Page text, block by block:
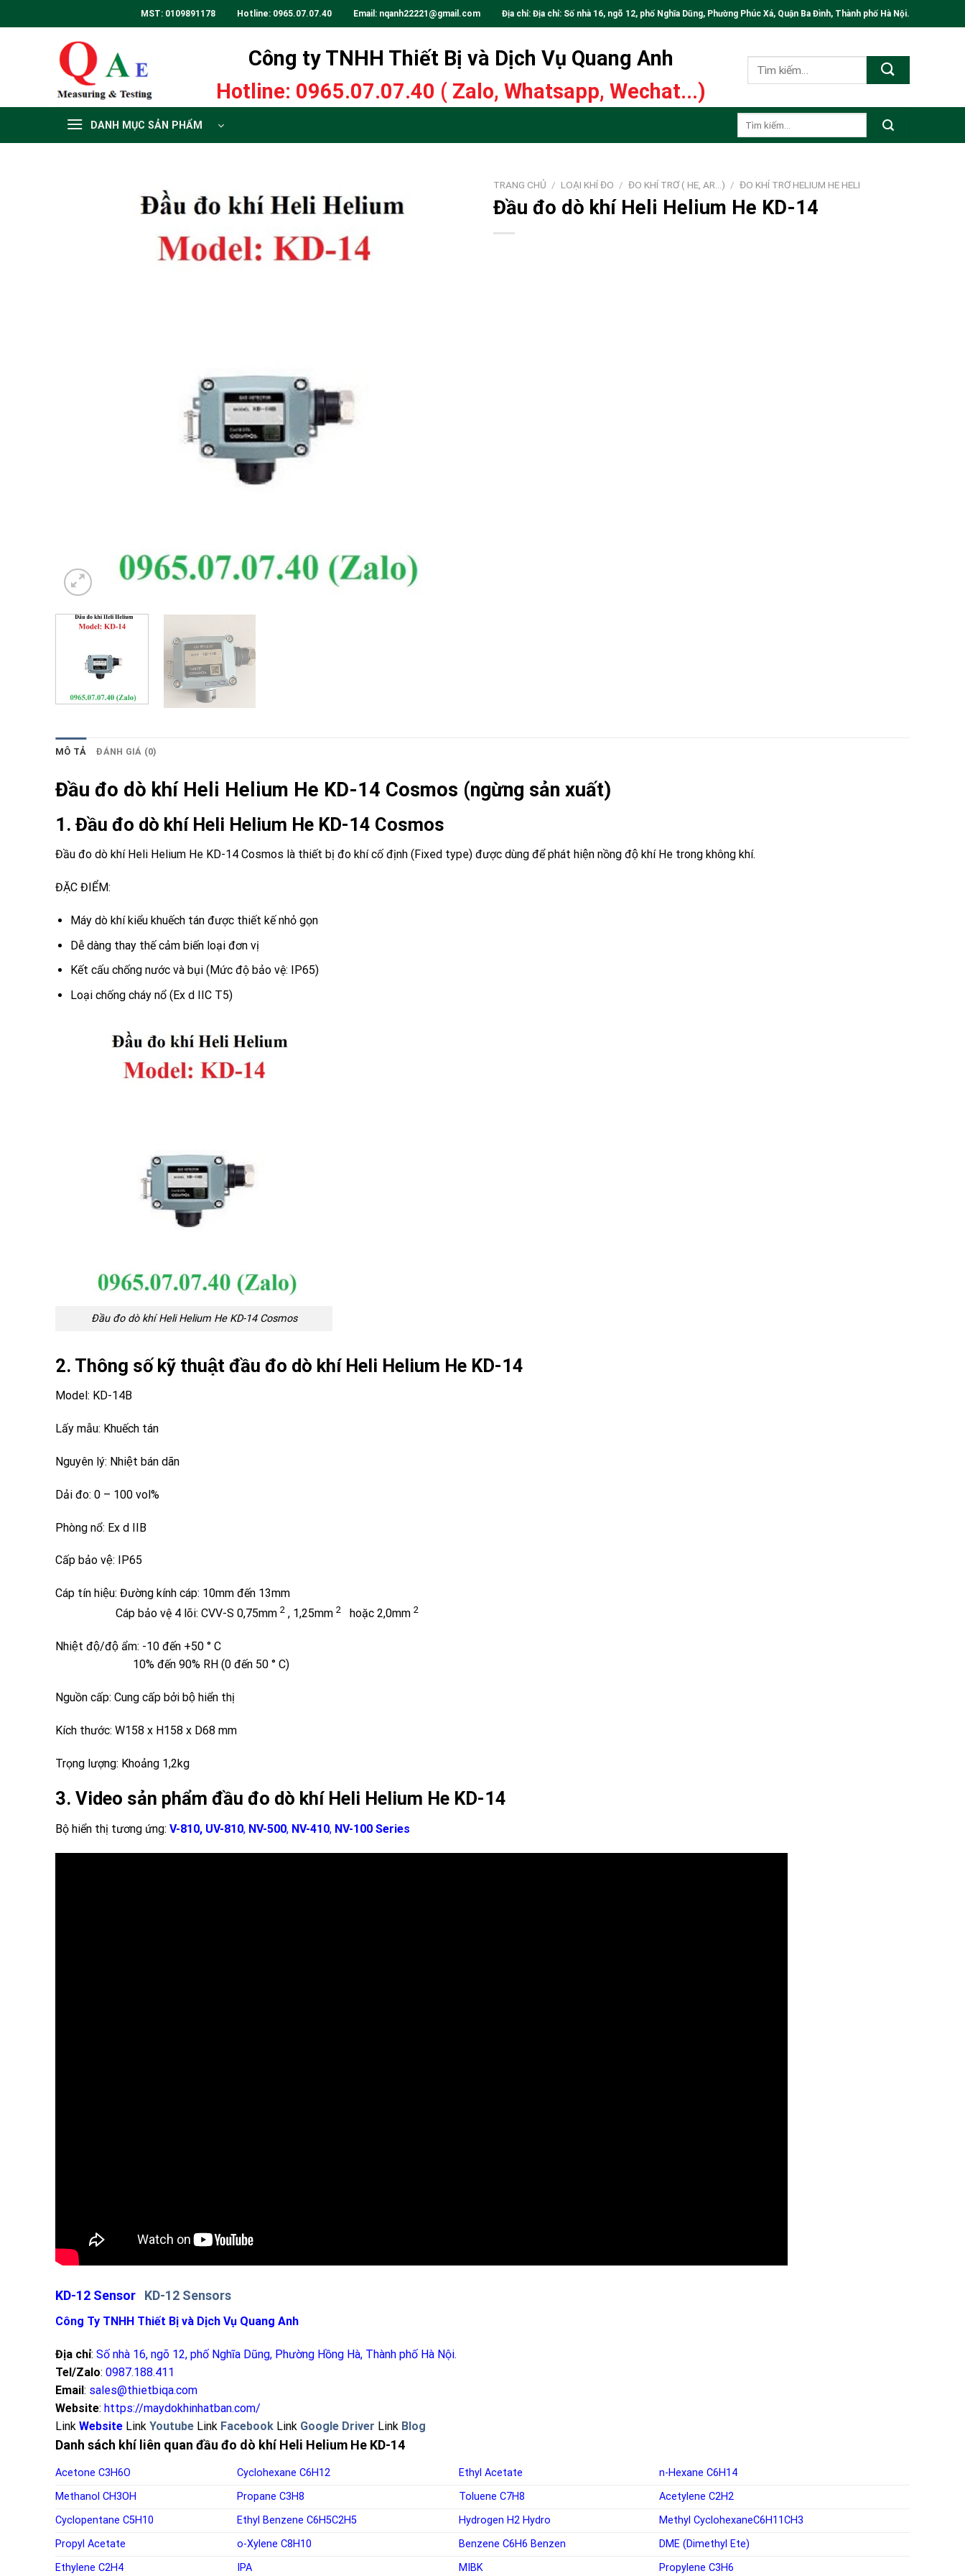
to
MST: 0109891178 Hotline: 0965.07.07.40 Email: nqanh22221@gmail.com Địa chỉ: Địa chỉ: Số nhà 16, ngõ 12, phố Nghĩa Dũng, Phường Phúc Xá, Quận Ba Đình, Thành phố Hà Nội.
Công ty TNHH Thiết Bị và Dịch Vụ Quang Anh
Hotline: 0965.07.07.40 ( Zalo, Whatsapp, Wechat...)
Tìm
DANH MỤC SẢN PHẨM
TRANG CHỦ / LOẠI KHÍ ĐO / ĐO KHÍ TRƠ ( HE, AR...) / ĐO KHÍ TRƠ HELIUM HE HELI
Đầu đo dò khí Heli Helium He KD-14
MÔ TẢ ĐÁNH GIÁ (0)
Đầu đo dò khí Heli Helium He KD-14 Cosmos (ngừng sản xuất)
1. Đầu đo dò khí Heli Helium He KD-14 Cosmos
Đầu đo dò khí Heli Helium He KD-14 Cosmos là thiết bị đo khí cố định (Fixed type) được dùng để phát hiện nồng độ khí He trong không khí.
ĐẶC ĐIỂM:
Máy dò khí kiểu khuếch tán được thiết kế nhỏ gọn
Dễ dàng thay thế cảm biến loại đơn vị
Kết cấu chống nước và bụi (Mức độ bảo vệ: IP65)
Loại chống cháy nổ (Ex d IIC T5)
Đầu đo dò khí Heli Helium He KD-14 Cosmos
2. Thông số kỹ thuật đầu đo dò khí Heli Helium He KD-14
Model: KD-14B
Lấy mẫu: Khuếch tán
Nguyên lý: Nhiệt bán dãn
Dải đo: 0 – 100 vol%
Phòng nổ: Ex d IIB
Cấp bảo vệ: IP65
Cáp tín hiệu: Đường kính cáp: 10mm đến 13mm
Cáp bảo vệ 4 lõi: CVV-S 0,75mm 2 , 1,25mm 2 hoặc 2,0mm 2
Nhiệt độ/độ ẩm: -10 đến +50 ° C
10% đến 90% RH (0 đến 50 ° C)
Nguồn cấp: Cung cấp bởi bộ hiển thị
Kích thước: W158 x H158 x D68 mm
Trọng lượng: Khoảng 1,2kg
3. Video sản phẩm đầu đo dò khí Heli Helium He KD-14
Bộ hiển thị tương ứng: V-810, UV-810, NV-500, NV-410, NV-100 Series
KD-12 Sensor KD-12 Sensors
Công Ty TNHH Thiết Bị và Dịch Vụ Quang Anh
Địa chỉ: Số nhà 16, ngõ 12, phố Nghĩa Dũng, Phường Hồng Hà, Thành phố Hà Nội.
Tel/Zalo: 0987.188.411
Email: sales@thietbiqa.com
Website: https://maydokhinhatban.com/
Link Website Link Youtube Link Facebook Link Google Driver Link Blog
Danh sách khí liên quan đầu đo dò khí Heli Helium He KD-14
Acetone C3H6O Cyclohexane C6H12 Ethyl Acetate n-Hexane C6H14
Methanol CH3OH Propane C3H8 Toluene C7H8 Acetylene C2H2
Cyclopentane C5H10 Ethyl Benzene C6H5C2H5 Hydrogen H2 Hydro Methyl CyclohexaneC6H11CH3
Propyl Acetate
o-Xylene C8H10 Benzene C6H6 Benzen
DME (Dimethyl Ete)
Ethylene C2H4 IPA MIBK Propylene C3H6